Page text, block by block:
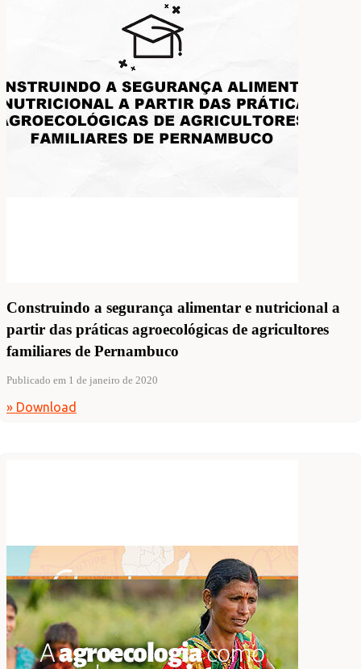
Construindo a segurança alimentar e nutricional a
partir das práticas agroecológicas de agricultores
familiares de Pernambuco
Publicado em 1 de janeiro de 2020
» Download